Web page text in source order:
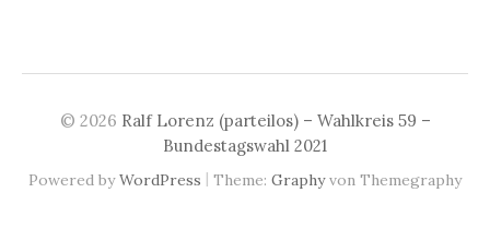
© 2026 Ralf Lorenz (parteilos) – Wahlkreis 59 –
Bundestagswahl 2021
Powered byWordPress | Theme: Graphyvon Themegraphy